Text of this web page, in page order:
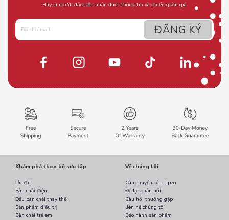
Hãy là người đầu tiên nhận được thông tin và phiếu giảm giá
Khám phá theo bộ sưu tập
Ưu đãi
Bàn chải điện
Đầu bàn chải thay thế
Sản phẩm điều trị
Bàn chải trẻ em
Về chúng tôi
Câu chuyện của Lipzo
Để lại phản hồi
Câu hỏi thường gặp
liên hệ chúng tôi
Bảo hành sản phẩm